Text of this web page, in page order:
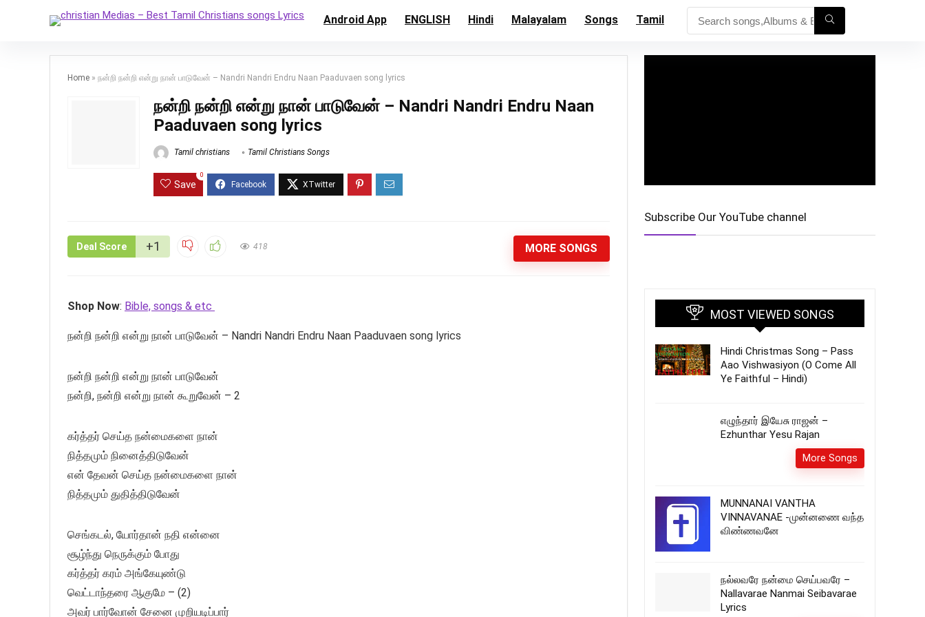
Android App ENGLISH Hindi Malayalam Songs Tamil
Home » நன்றி நன்றி என்று நான் பாடுவேன் – Nandri Nandri Endru Naan Paaduvaen song lyrics
நன்றி நன்றி என்று நான் பாடுவேன் – Nandri Nandri Endru Naan
Paaduvaen song lyrics
Tamil christians Tamil Christians Songs
Save
0
Deal Score +1 418 MORE SONGS
Shop Now: Bible, songs & etc
நன்றி நன்றி என்று நான் பாடுவேன் – Nandri Nandri Endru Naan Paaduvaen song lyrics
நன்றி நன்றி என்று நான் பாடுவேன்
நன்றி, நன்றி என்று நான் கூறுவேன் – 2
கர்த்தர் செய்த நன்மைகளை நான்
நித்தமும் நினைத்திடுவேன்
என் தேவன் செய்த நன்மைகளை நான்
நித்தமும் துதித்திடுவேன்
செங்கடல், யோர்தான் நதி என்னை
சூழ்ந்து நெருக்கும் போது
கர்த்தர் கரம் அங்கேயுண்டு
வெட்டாந்தரை ஆகுமே – (2)
அவர் பார்வோன் சேனை முறியடிப்பார்
Subscribe Our YouTube channel
MOST VIEWED SONGS
Hindi Christmas Song – Pass
Aao Vishwasiyon (O Come All
Ye Faithful – Hindi)
எழுந்தார் இயேசு ராஜன் –
Ezhunthar Yesu Rajan
More Songs
MUNNANAI VANTHA
VINNAVANAE -முன்னணை வந்த
விண்ணவனே
நல்லவரே நன்மை செய்பவரே –
Nallavarae Nanmai Seibavarae
Lyrics